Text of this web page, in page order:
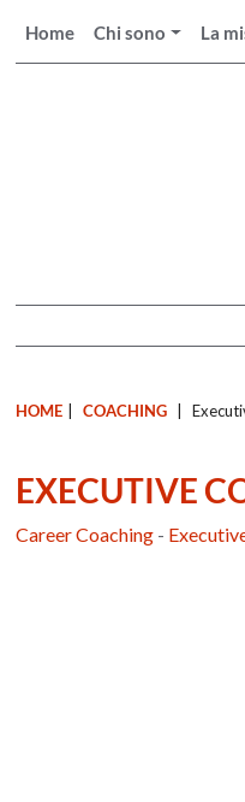
Home Chi sono La
HOME COACHING
EXECUTIVE
Career Coaching -